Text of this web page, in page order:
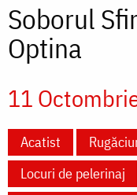
Soborul
Optina
11
Acatist
Locuri de pelerinaj